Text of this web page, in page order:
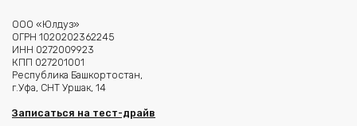
ООО «Юлдуз»
ОГРН 1020202362245
ИНН 0272009923
КПП 027201001
Республика Башкортостан,
г.Уфа, СНТ Уршак, 14
Записаться на тест-драйв